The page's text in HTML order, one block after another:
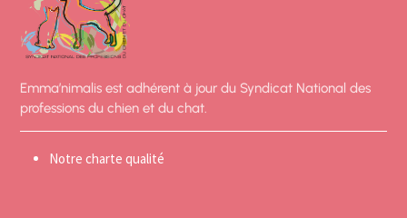
Emma’nimalis est adhérent à jour du Syndicat National des
professions du chien et du chat.
Notre charte qualité